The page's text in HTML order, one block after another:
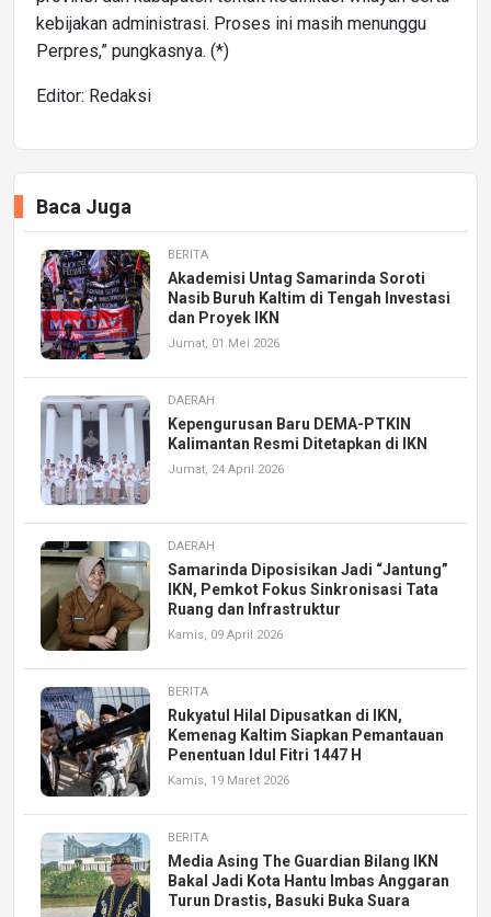
kebijakan administrasi. Proses ini masih menunggu
Perpres,” pungkasnya. (*)
Editor: Redaksi
Baca Juga
BERITA
Akademisi Untag Samarinda Soroti
Nasib Buruh Kaltim di Tengah Investasi
dan Proyek IKN
Jumat, 01 Mei 2026
DAERAH
Kepengurusan Baru DEMA-PTKIN
Kalimantan Resmi Ditetapkan di IKN
Jumat, 24 April 2026
DAERAH
Samarinda Diposisikan Jadi “Jantung”
IKN, Pemkot Fokus Sinkronisasi Tata
Ruang dan Infrastruktur
Kamis, 09 April 2026
BERITA
Rukyatul Hilal Dipusatkan di IKN,
Kemenag Kaltim Siapkan Pemantauan
Penentuan Idul Fitri 1447 H
Kamis, 19 Maret 2026
BERITA
Media Asing The Guardian Bilang IKN
Bakal Jadi Kota Hantu Imbas Anggaran
Turun Drastis, Basuki Buka Suara